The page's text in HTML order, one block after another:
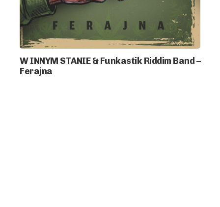
W INNYM STANIE & Funkastik Riddim Band –
Ferajna